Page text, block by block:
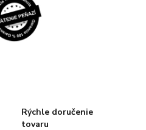
Rýchle doručenie
tovaru